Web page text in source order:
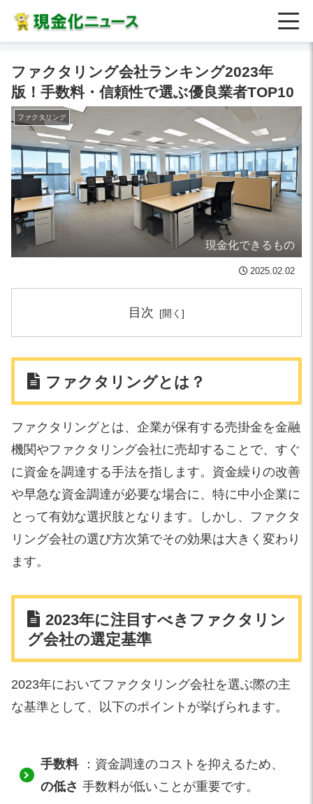
ファクタリング会社ランキング2023年
版！手数料・信頼性で選ぶ優良業者TOP10
ファクタリング
現金化できるもの
2025.02.02
目次
ファクタリングとは？
ファクタリングとは、企業が保有する売掛金を金融
機関やファクタリング会社に売却することで、すぐ
に資金を調達する手法を指します。資金繰りの改善
や早急な資金調達が必要な場合に、特に中小企業に
とって有効な選択肢となります。しかし、ファクタ
リング会社の選び方次第でその効果は大きく変わり
ます。
2023年に注目すべきファクタリン
グ会社の選定基準
2023年においてファクタリング会社を選ぶ際の主
な基準として、以下のポイントが挙げられます。
手数料
の低さ
：資金調達のコストを抑えるため、
手数料が低いことが重要です。